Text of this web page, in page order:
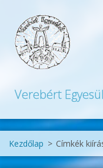
Verebért
Kezdőlap > Címkék